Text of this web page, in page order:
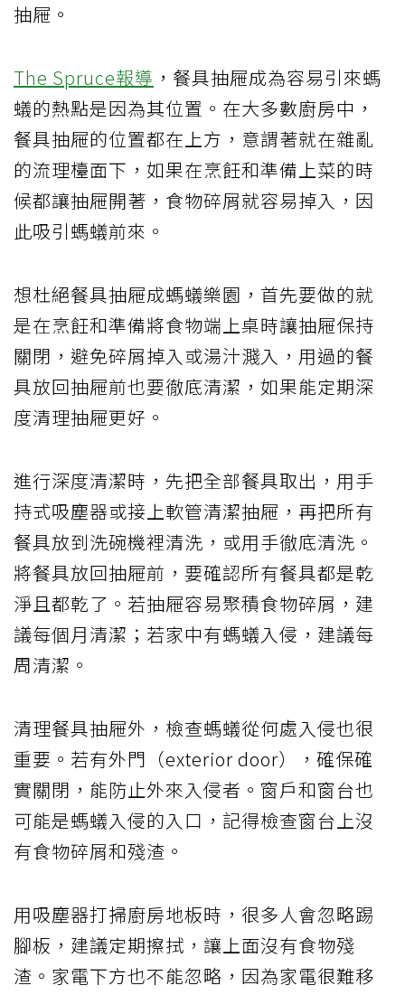
抽屜。
The Spruce報導 ，餐具抽屜成為容易引來螞
蟻的熱點是因為其位置。在大多數廚房中，
餐具抽屜的位置都在上方，意謂著就在雜亂
的流理檯面下，如果在烹飪和準備上菜的時
候都讓抽屜開著，食物碎屑就容易掉入，因
此吸引螞蟻前來。
想杜絕餐具抽屜成螞蟻樂園，首先要做的就
是在烹飪和準備將食物端上桌時讓抽屜保持
關閉，避免碎屑掉入或湯汁濺入，用過的餐
具放回抽屜前也要徹底清潔，如果能定期深
度清理抽屜更好。
進行深度清潔時，先把全部餐具取出，用手
持式吸塵器或接上軟管清潔抽屜，再把所有
餐具放到洗碗機裡清洗，或用手徹底清洗。
將餐具放回抽屜前，要確認所有餐具都是乾
淨且都乾了。若抽屜容易聚積食物碎屑，建
議每個月清潔；若家中有螞蟻入侵，建議每
周清潔。
清理餐具抽屜外，檢查螞蟻從何處入侵也很
重要。若有外門（exterior door），確保確
實關閉，能防止外來入侵者。窗戶和窗台也
可能是螞蟻入侵的入口，記得檢查窗台上沒
有食物碎屑和殘渣。
用吸塵器打掃廚房地板時，很多人會忽略踢
腳板，建議定期擦拭，讓上面沒有食物殘
渣。家電下方也不能忽略，因為家電很難移